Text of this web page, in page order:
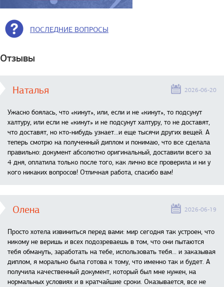
ПОСЛЕДНИЕ ВОПРОСЫ
Отзывы
Наталья 2026-06-20
Ужасно боялась, что «кинут», или, если и не «кинут», то подсунут
халтуру, или если не «кинут» и не подсунут халтуру, то не доставят,
что доставят, но кто-нибудь узнает...и еще тысячи других вещей. А
теперь смотрю на полученный диплом и понимаю, что все сделала
правильно: документ абсолютно оригинальный, доставили всего за
4 дня, оплатила только после того, как лично все проверила и ни у
кого никаких вопросов! Отличная работа, спасибо вам!
Олена 2026-06-19
Просто хотела извиниться перед вами: мир сегодня так устроен, что
никому не веришь и всех подозреваешь в том, что они пытаются
тебя обмануть, заработать на тебе, использовать тебя... и заказывая
диплом, я морально была готова к тому, что именно так и будет. А
получила качественный документ, который был мне нужен, на
нормальных условиях и в кратчайшие сроки. Оказывается, все не